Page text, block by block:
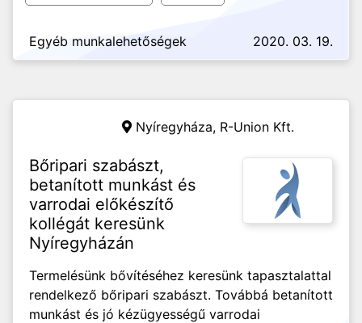
Egyéb munkalehetőségek 2020. 03. 19.
Nyíregyháza, R-Union Kft.
Bőripari szabászt,
betanított munkást és
varrodai előkészítő
kollégát keresünk
Nyíregyházán
Termelésünk bővítéséhez keresünk tapasztalattal
rendelkező bőripari szabászt. Továbbá betanított
munkást és jó kézügyességű varrodai